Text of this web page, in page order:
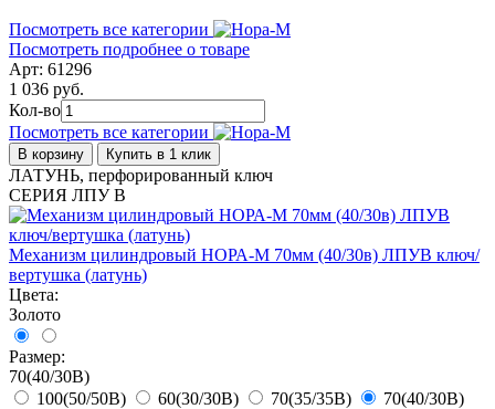
Посмотреть все категории
Посмотреть подробнее о товаре
Арт: 61296
1 036 руб.
Кол-во
Посмотреть все категории
В корзину Купить в 1 клик
ЛАТУНЬ, перфорированный ключ
СЕРИЯ ЛПУ В
Механизм цилиндровый НОРА-М 70мм (40/30в) ЛПУВ ключ/
вертушка (латунь)
Цвета:
Золото
Размер:
70(40/30В)
100(50/50В)
60(30/30В) 70(35/35В)
70(40/30В)